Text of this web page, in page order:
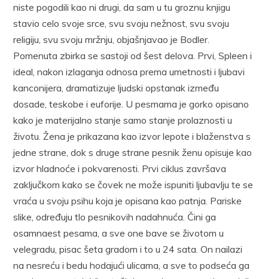
niste pogodili kao ni drugi, da sam u tu groznu knjigu
stavio celo svoje srce, svu svoju nežnost, svu svoju
religiju, svu svoju mržnju, objašnjavao je Bodler.
Pomenuta zbirka se sastoji od šest delova. Prvi, Spleen i
ideal, nakon izlaganja odnosa prema umetnosti i ljubavi
kanconijera, dramatizuje ljudski opstanak između
dosade, teskobe i euforije. U pesmama je gorko opisano
kako je materijalno stanje samo stanje prolaznosti u
životu. Žena je prikazana kao izvor lepote i blaženstva s
jedne strane, dok s druge strane pesnik ženu opisuje kao
izvor hladnoće i pokvarenosti. Prvi ciklus završava
zaključkom kako se čovek ne može ispuniti ljubavlju te se
vraća u svoju psihu koja je opisana kao patnja. Pariske
slike, određuju tlo pesnikovih nadahnuća. Čini ga
osamnaest pesama, a sve one bave se životom u
velegradu, pisac šeta gradom i to u 24 sata. On nailazi
na nesreću i bedu hodajući ulicama, a sve to podseća ga